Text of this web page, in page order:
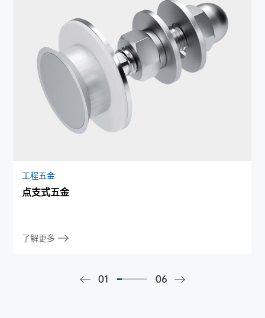
工程五金
点支式五金
了解更多
01 06